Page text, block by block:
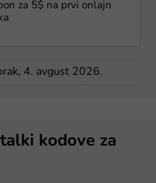
za 5$ na prvi onlajn
4. avgust 2026.
kodove za